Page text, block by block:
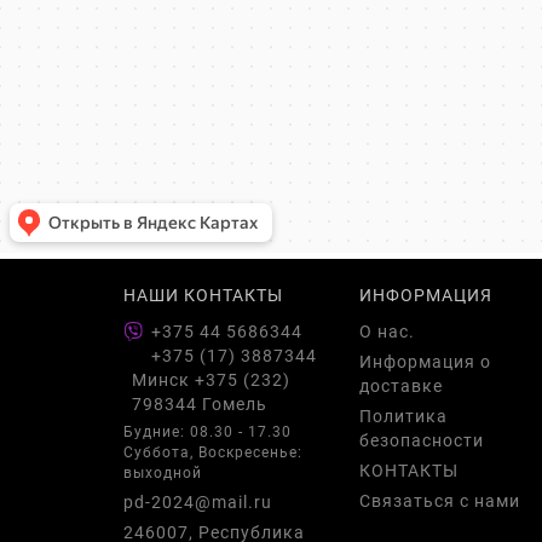
НАШИ КОНТАКТЫ
+375 44 5686344
+375 (17) 3887344
Минск +375 (232)
798344 Гомель
Будние: 08.30 - 17.30
Суббота, Воскресенье:
выходной
pd-2024@mail.ru
246007, Республика
ИНФОРМАЦИЯ
О нас.
Информация о
доставке
Политика
безопасности
КОНТАКТЫ
Связаться с нами